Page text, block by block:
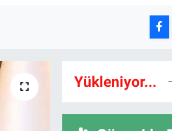
Yükleniyor...